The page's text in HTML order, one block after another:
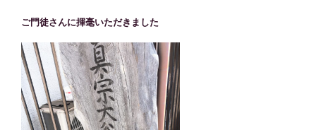
ご門徒さんに揮毫いただきました